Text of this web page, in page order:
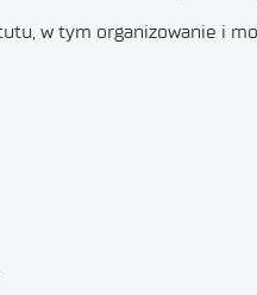
w tym organizowanie i